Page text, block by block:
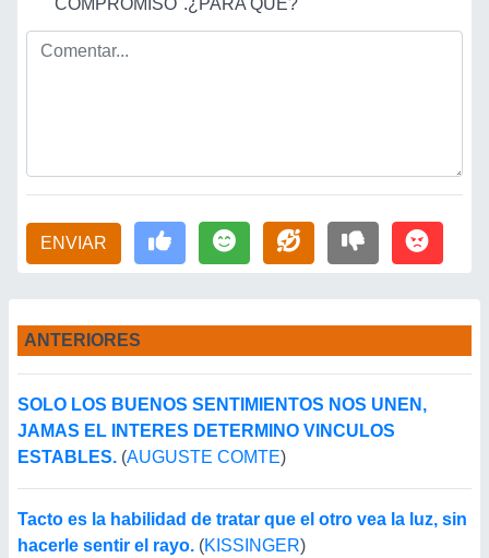
"COMPROMISO".¿PARA QUÉ?
ENVIAR
ANTERIORES
SOLO LOS BUENOS SENTIMIENTOS NOS UNEN,
JAMAS EL INTERES DETERMINO VINCULOS
ESTABLES. (AUGUSTE COMTE)
Tacto es la habilidad de tratar que el otro vea la luz, sin
hacerle sentir el rayo. (KISSINGER)